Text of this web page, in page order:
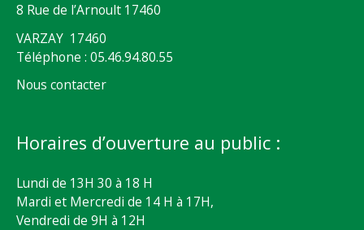
8 Rue de l’Arnoult 17460
VARZAY 17460
Téléphone : 05.46.94.80.55
Nous contacter
Horaires d’ouverture au public :
Lundi de 13H 30 à 18 H
Mardi et Mercredi de 14 H à 17H,
Vendredi de 9H à 12H